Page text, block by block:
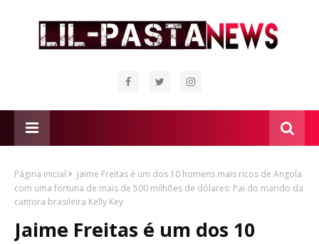
Página inicial
Jaime Freitas é um dos 10 homens mais ricos de Angola
com uma fortuna de mais de 500 milhões de dólares: Pai do marido da
cantora brasileira Kelly Key
Jaime Freitas é um dos 10